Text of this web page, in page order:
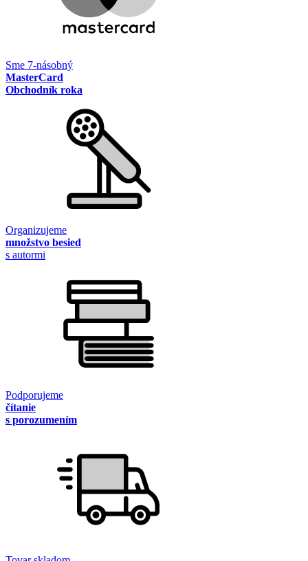
Sme 7-násobný
MasterCard
Obchodník roka
Organizujeme
množstvo besied
s autormi
Podporujeme
čítanie
s porozumením